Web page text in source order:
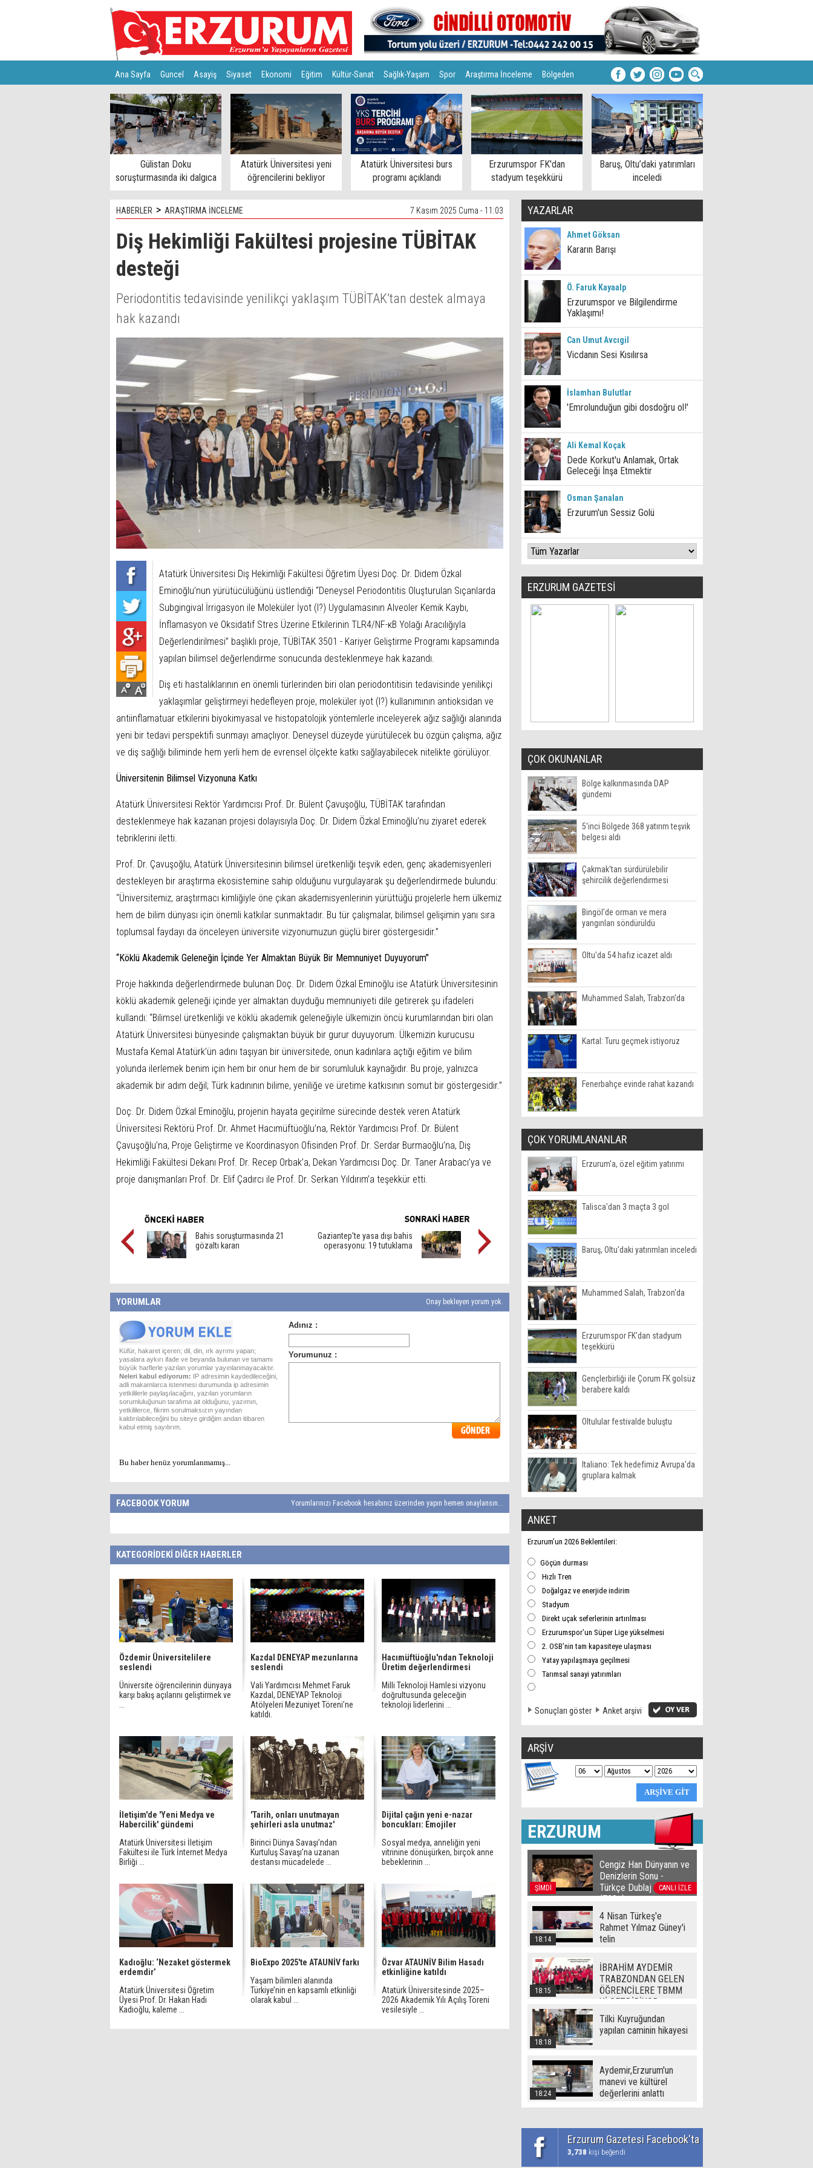
Ana Sayfa Guncel Asayiş Siyaset Ekonomi Eğitim Kültür-Sanat Sağlık-Yaşam Spor Araştırma İnceleme Bölgeden
Türkiye Teknoloji
Gülistan Doku
soruşturmasında iki dalgıca
tutuklama
Atatürk Üniversitesi yeni
öğrencilerini bekliyor
Atatürk Üniversitesi burs
programı açıklandı
Erzurumspor FK'dan
stadyum teşekkürü
Baruş, Oltu’daki yatırımları
inceledi
HABERLER > ARAŞTIRMA İNCELEME 7 Kasım 2025 Cuma - 11:03
Diş Hekimliği Fakültesi projesine TÜBİTAK
desteği
Periodontitis tedavisinde yenilikçi yaklaşım TÜBİTAK’tan destek almaya
hak kazandı
Atatürk Üniversitesi Diş Hekimliği Fakültesi Öğretim Üyesi Doç. Dr. Didem Özkal
Eminoğlu’nun yürütücülüğünü üstlendiği “Deneysel Periodontitis Oluşturulan Sıçanlarda
Subgingival İrrigasyon ile Moleküler İyot (I?) Uygulamasının Alveoler Kemik Kaybı,
İnflamasyon ve Oksidatif Stres Üzerine Etkilerinin TLR4/NF-κB Yolağı Aracılığıyla
Değerlendirilmesi” başlıklı proje, TÜBİTAK 3501 - Kariyer Geliştirme Programı kapsamında
yapılan bilimsel değerlendirme sonucunda desteklenmeye hak kazandı.
Diş eti hastalıklarının en önemli türlerinden biri olan periodontitisin tedavisinde yenilikçi
yaklaşımlar geliştirmeyi hedefleyen proje, moleküler iyot (I?) kullanımının antioksidan ve
antiinflamatuar etkilerini biyokimyasal ve histopatolojik yöntemlerle inceleyerek ağız sağlığı alanında
yeni bir tedavi perspektifi sunmayı amaçlıyor. Deneysel düzeyde yürütülecek bu özgün çalışma, ağız
ve diş sağlığı biliminde hem yerli hem de evrensel ölçekte katkı sağlayabilecek nitelikte görülüyor.
Üniversitenin Bilimsel Vizyonuna Katkı
Atatürk Üniversitesi Rektör Yardımcısı Prof. Dr. Bülent Çavuşoğlu, TÜBİTAK tarafından
desteklenmeye hak kazanan projesi dolayısıyla Doç. Dr. Didem Özkal Eminoğlu’nu ziyaret ederek
tebriklerini iletti.
Prof. Dr. Çavuşoğlu, Atatürk Üniversitesinin bilimsel üretkenliği teşvik eden, genç akademisyenleri
destekleyen bir araştırma ekosistemine sahip olduğunu vurgulayarak şu değerlendirmede bulundu:
“Üniversitemiz, araştırmacı kimliğiyle öne çıkan akademisyenlerinin yürüttüğü projelerle hem ülkemiz
hem de bilim dünyası için önemli katkılar sunmaktadır. Bu tür çalışmalar, bilimsel gelişimin yanı sıra
toplumsal faydayı da önceleyen üniversite vizyonumuzun güçlü birer göstergesidir.”
“Köklü Akademik Geleneğin İçinde Yer Almaktan Büyük Bir Memnuniyet Duyuyorum”
Proje hakkında değerlendirmede bulunan Doç. Dr. Didem Özkal Eminoğlu ise Atatürk Üniversitesinin
köklü akademik geleneği içinde yer almaktan duyduğu memnuniyeti dile getirerek şu ifadeleri
kullandı: “Bilimsel üretkenliği ve köklü akademik geleneğiyle ülkemizin öncü kurumlarından biri olan
Atatürk Üniversitesi bünyesinde çalışmaktan büyük bir gurur duyuyorum. Ülkemizin kurucusu
Mustafa Kemal Atatürk’ün adını taşıyan bir üniversitede, onun kadınlara açtığı eğitim ve bilim
yolunda ilerlemek benim için hem bir onur hem de bir sorumluluk kaynağıdır. Bu proje, yalnızca
akademik bir adım değil; Türk kadınının bilime, yeniliğe ve üretime katkısının somut bir göstergesidir.”
Doç. Dr. Didem Özkal Eminoğlu, projenin hayata geçirilme sürecinde destek veren Atatürk
Üniversitesi Rektörü Prof. Dr. Ahmet Hacımüftüoğlu’na, Rektör Yardımcısı Prof. Dr. Bülent
Çavuşoğlu’na, Proje Geliştirme ve Koordinasyon Ofisinden Prof. Dr. Serdar Burmaoğlu’na, Diş
Hekimliği Fakültesi Dekanı Prof. Dr. Recep Orbak’a, Dekan Yardımcısı Doç. Dr. Taner Arabacı’ya ve
proje danışmanları Prof. Dr. Elif Çadırcı ile Prof. Dr. Serkan Yıldırım’a teşekkür etti.
Bahis soruşturmasında 21
gözaltı kararı
Gaziantep'te yasa dışı bahis
operasyonu: 19 tutuklama
YORUMLAR Onay bekleyen yorum yok.
Küfür, hakaret içeren; dil, din, ırk ayrımı yapan;
yasalara aykırı ifade ve beyanda bulunan ve tamamı
büyük harflerle yazılan yorumlar yayınlanmayacaktır.
Neleri kabul ediyorum: IP adresimin kaydedileceğini,
adli makamlarca istenmesi durumunda ip adresimin
yetkililerle paylaşılacağını, yazılan yorumların
sorumluluğunun tarafıma ait olduğunu, yazımın,
yetkililerce, fikrim sorulmaksızın yayından
kaldırılabileceğini bu siteye girdiğim andan itibaren
kabul etmiş sayılırım.
Bu haber henüz yorumlanmamış...
FACEBOOK YORUM Yorumlarınızı Facebook hesabınız üzerinden yapın hemen onaylansın...
KATEGORİDEKİ DİĞER HABERLER
Özdemir Üniversitelilere
seslendi
Üniversite öğrencilerinin dünyaya
karşı bakış açılarını geliştirmek ve
Kazdal DENEYAP mezunlarına
seslendi
Vali Yardımcısı Mehmet Faruk
Kazdal, DENEYAP Teknoloji
Atölyeleri Mezuniyet Töreni’ne
katıldı.
Hacımüftüoğlu'ndan Teknoloji
Üretim değerlendirmesi
Milli Teknoloji Hamlesi vizyonu
doğrultusunda geleceğin
teknoloji liderlerini ...
İletişim'de 'Yeni Medya ve
Habercilik' gündemi
Atatürk Üniversitesi İletişim
Fakültesi ile Türk İnternet Medya
Birliği ...
'Tarih, onları unutmayan
şehirleri asla unutmaz'
Birinci Dünya Savaşı’ndan
Kurtuluş Savaşı’na uzanan
destansı mücadelede ...
Dijital çağın yeni e-nazar
boncukları: Emojiler
Sosyal medya, anneliğin yeni
vitrinine dönüşürken, birçok anne
bebeklerinin ...
Kadıoğlu: ‘Nezaket göstermek
erdemdir’
Atatürk Üniversitesi Öğretim
Üyesi Prof. Dr. Hakan Hadi
Kadıoğlu, kaleme ...
BioExpo 2025'te ATAUNİV farkı
Yaşam bilimleri alanında
Türkiye’nin en kapsamlı etkinliği
olarak kabul ...
Özvar ATAUNİV Bilim Hasadı
etkinliğine katıldı
Atatürk Üniversitesinde 2025–
2026 Akademik Yılı Açılış Töreni
vesilesiyle ...
YAZARLAR
Ahmet Göksan
Kararın Barışı
Ö. Faruk Kayaalp
Erzurumspor ve Bilgilendirme
Yaklaşımı!
Can Umut Avcıgil
Vicdanın Sesi Kısılırsa
İslamhan Bulutlar
'Emrolunduğun gibi dosdoğru ol!'
Ali Kemal Koçak
Dede Korkut'u Anlamak, Ortak
Geleceği İnşa Etmektir
Osman Şanalan
Erzurum'un Sessiz Golü
ERZURUM GAZETESİ
ÇOK OKUNANLAR
Bölge kalkınmasında DAP
gündemi
5'inci Bölgede 368 yatırım teşvik
belgesi aldı
Çakmak'tan sürdürülebilir
şehircilik değerlendirmesi
Bingöl'de orman ve mera
yangınları söndürüldü
Oltu'da 54 hafız icazet aldı
Muhammed Salah, Trabzon'da
Kartal: Turu geçmek istiyoruz
Fenerbahçe evinde rahat kazandı
ÇOK YORUMLANANLAR
Erzurum'a, özel eğitim yatırımı
Talisca'dan 3 maçta 3 gol
Baruş, Oltu'daki yatırımları inceledi
Muhammed Salah, Trabzon'da
Erzurumspor FK'dan stadyum
teşekkürü
Gençlerbirliği ile Çorum FK golsüz
berabere kaldı
Oltulular festivalde buluştu
Italiano: Tek hedefimiz Avrupa'da
gruplara kalmak
ANKET
Erzurum’un 2026 Beklentileri:
Göçün durması
Hızlı Tren
Doğalgaz ve enerjide indirim
Stadyum
Direkt uçak seferlerinin artırılması
Erzurumspor’un Süper Lige yükselmesi
2. OSB’nin tam kapasiteye ulaşması
Yatay yapılaşmaya geçilmesi
Tarımsal sanayi yatırımları
Sonuçları göster Anket arşivi
ARŞİV
ERZURUM
ŞİMDİ CANLI İZLE
Cengiz Han Dünyanın ve
Denizlerin Sonu -
Türkçe Dublaj film izle
(720p)
18:14
4 Nisan Türkeş'e
Rahmet Yılmaz Güney'i
telin
18:15
İBRAHİM AYDEMİR
TRABZONDAN GELEN
ÖĞRENCİLERE TBMM
Yİ GEZDİRİYOR
18:18
Tilki Kuyruğundan
yapılan caminin hikayesi
18:24
Aydemir,Erzurum'un
manevi ve kültürel
değerlerini anlattı
Erzurum Gazetesi Facebook'ta
3,738 kişi beğendi